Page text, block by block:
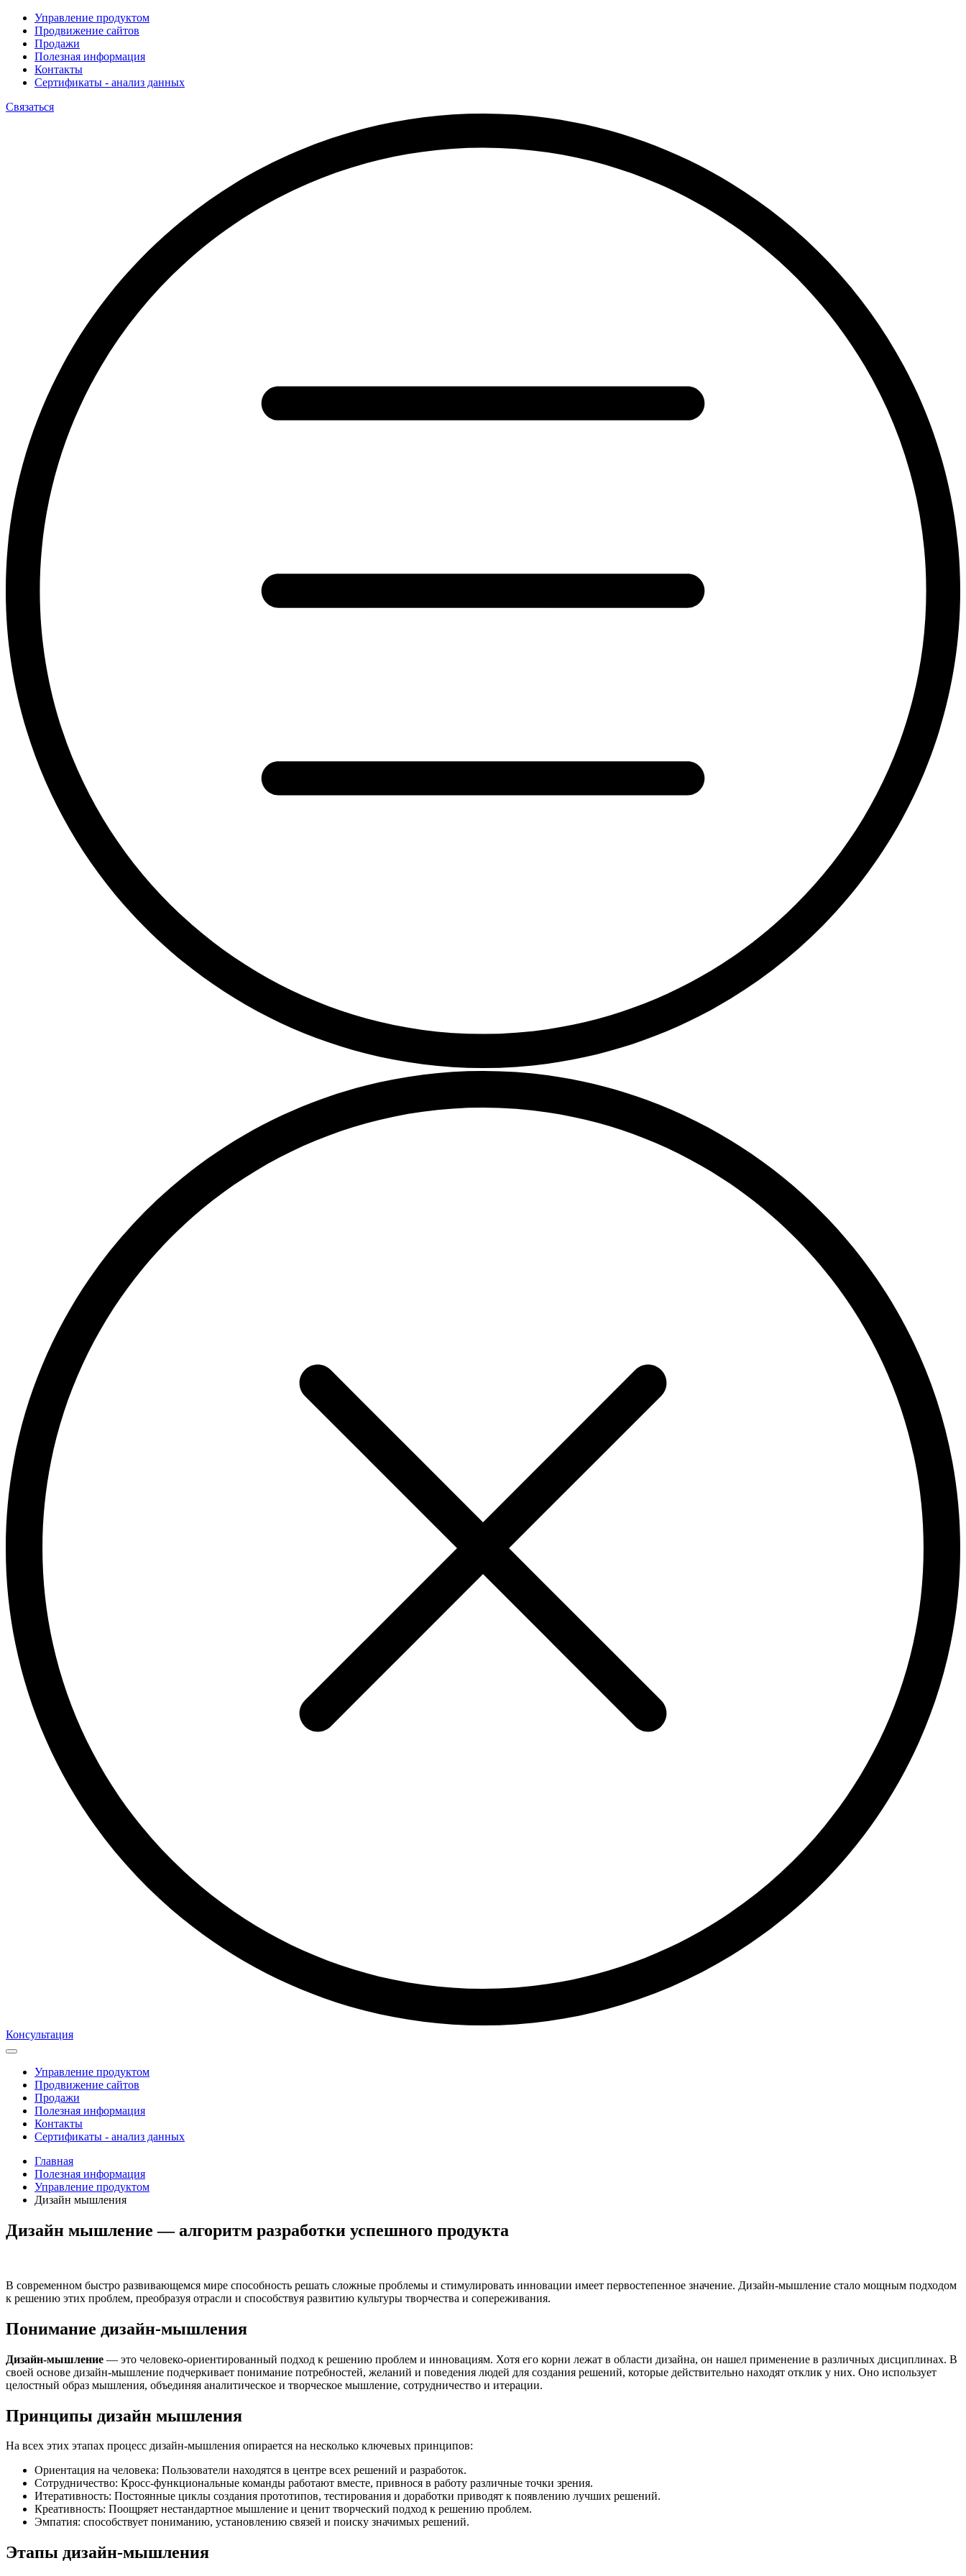
Управление продуктом
Продвижение сайтов
Продажи
Полезная информация
Контакты
Сертификаты - анализ данных
Связаться
Консультация
Управление продуктом
Продвижение сайтов
Продажи
Полезная информация
Контакты
Сертификаты - анализ данных
Главная
Полезная информация
Управление продуктом
Дизайн мышления
Дизайн мышление — алгоритм разработки успешного продукта
В современном быстро развивающемся мире способность решать сложные проблемы и стимулировать инновации имеет первостепенное значение. Дизайн-мышление стало мощным подходом
к решению этих проблем, преобразуя отрасли и способствуя развитию культуры творчества и сопереживания.
Понимание дизайн-мышления
Дизайн-мышление — это человеко-ориентированный подход к решению проблем и инновациям. Хотя его корни лежат в области дизайна, он нашел применение в различных дисциплинах. В
своей основе дизайн-мышление подчеркивает понимание потребностей, желаний и поведения людей для создания решений, которые действительно находят отклик у них. Оно использует
целостный образ мышления, объединяя аналитическое и творческое мышление, сотрудничество и итерации.
Принципы дизайн мышления
На всех этих этапах процесс дизайн-мышления опирается на несколько ключевых принципов:
Ориентация на человека: Пользователи находятся в центре всех решений и разработок.
Сотрудничество: Кросс-функциональные команды работают вместе, привнося в работу различные точки зрения.
Итеративность: Постоянные циклы создания прототипов, тестирования и доработки приводят к появлению лучших решений.
Креативность: Поощряет нестандартное мышление и ценит творческий подход к решению проблем.
Эмпатия: способствует пониманию, установлению связей и поиску значимых решений.
Этапы дизайн-мышления